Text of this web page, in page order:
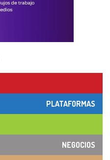
PLATAFORMAS
NEGOCIOS